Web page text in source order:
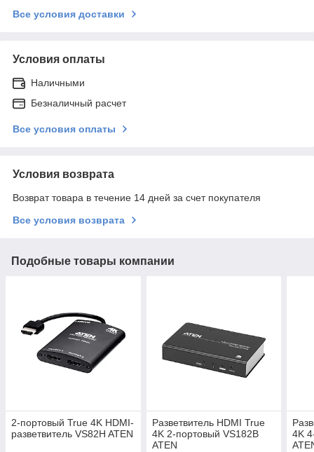
Все условия доставки
Условия оплаты
Наличными
Безналичный расчет
Все условия оплаты
Условия возврата
Возврат товара в течение 14 дней за счет покупателя
Все условия возврата
Подобные товары компании
2-портовый True 4K HDMI-
разветвитель VS82H ATEN
Разветвитель HDMI True
4K 2-портовый VS182B
ATEN
4K